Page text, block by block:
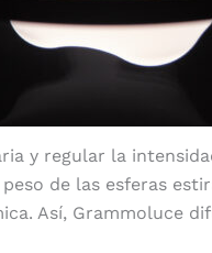
y regular la
de las esferas
Así, Grammoluce